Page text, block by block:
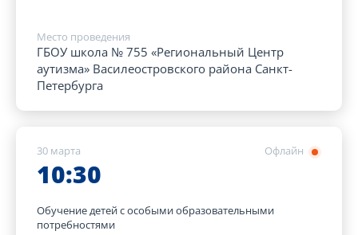
Место проведения
ГБОУ школа № 755 «Региональный Центр
аутизма» Василеостровского района Санкт-
Петербурга
Офлайн
30 марта
10:30
Обучение детей с особыми образовательными
потребностями